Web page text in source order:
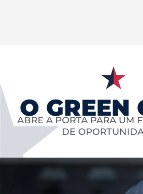
O GREEN
ABRE A PORTA PARA UM
DE
Benefícios
Green
Card
empty section empty